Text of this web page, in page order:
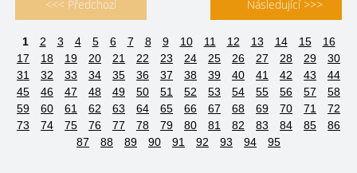
<<< Předchozí Následující >>>
1 2 3 4 5 6 7 8 9 10 11 12 13 14 15
16
17
18 19 20 21 22 23 24 25 26 27 28 29
30
31
32 33 34 35 36 37 38 39 40 41 42 43
44
45
46 47 48 49 50 51 52 53 54 55 56 57
58
59
60 61 62 63 64 65 66 67 68 69 70 71
72
73
74 75 76 77 78 79 80 81 82 83 84 85
86
87
88 89 90 91 92 93 94 95